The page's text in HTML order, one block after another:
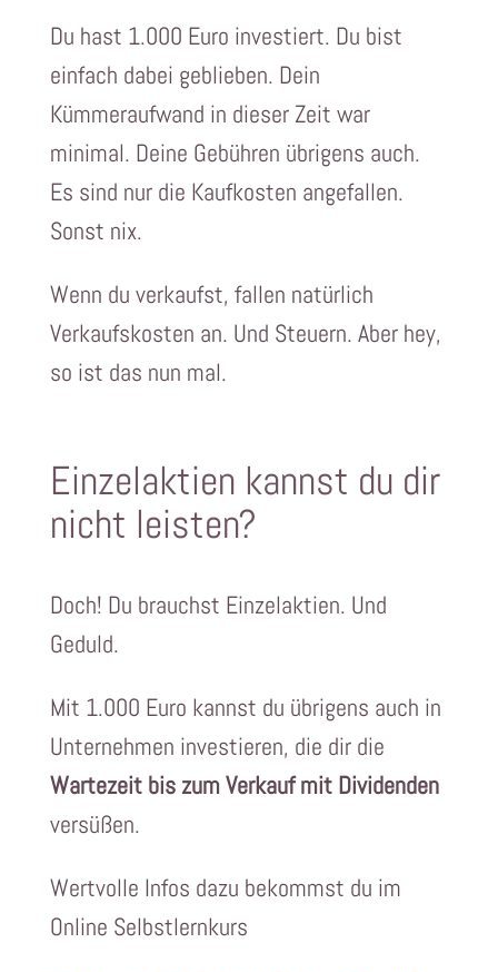
Du hast 1.000 Euro investiert. Du bist
einfach dabei geblieben. Dein
Kümmeraufwand in dieser Zeit war
minimal. Deine Gebühren übrigens auch.
Es sind nur die Kaufkosten angefallen.
Sonst nix.
Wenn du verkaufst, fallen natürlich
Verkaufskosten an. Und Steuern. Aber hey,
so ist das nun mal.
Einzelaktien kannst du dir
nicht leisten?
Doch! Du brauchst Einzelaktien. Und
Geduld.
Mit 1.000 Euro kannst du übrigens auch in
Unternehmen investieren, die dir die
Wartezeit bis zum Verkauf mit Dividenden
versüßen.
Wertvolle Infos dazu bekommst du im
Online Selbstlernkurs